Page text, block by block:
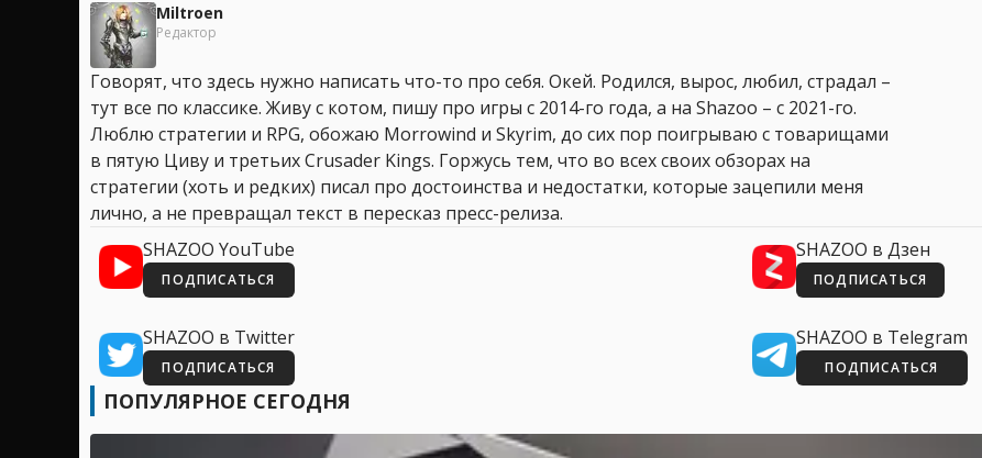
Miltroen
Редактор
Говорят, что здесь нужно написать что-то про себя. Окей. Родился, вырос, любил, страдал –
тут все по классике. Живу с котом, пишу про игры с 2014-го года, а на Shazoo – с 2021-го.
Люблю стратегии и RPG, обожаю Morrowind и Skyrim, до сих пор поигрываю с товарищами
в пятую Циву и третьих Crusader Kings. Горжусь тем, что во всех своих обзорах на
стратегии (хоть и редких) писал про достоинства и недостатки, которые зацепили меня
лично, а не превращал текст в пересказ пресс-релиза.
SHAZOO YouTube
ПОДПИСАТЬСЯ
SHAZOO в Дзен
ПОДПИСАТЬСЯ
SHAZOO в Twitter
ПОДПИСАТЬСЯ
SHAZOO в Telegram
ПОДПИСАТЬСЯ
ПОПУЛЯРНОЕ СЕГОДНЯ